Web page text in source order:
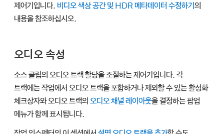
제어기입니다. 비디오 색상 공간 및 HDR 메타데이터 수정하기 의
내용을 참조하십시오.
오디오 속성
소스 클립의 오디오 트랙 할당을 조절하는 제어기입니다. 각
트랙에는 작업에서 오디오 트랙을 포함하거나 제외할 수 있는 활성화
체크상자와 오디오 트랙의 오디오 채널 레이아웃을 결정하는 팝업
메뉴가 함께 표시됩니다.